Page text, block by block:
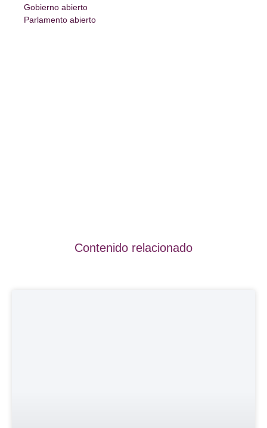
Gobierno abierto
Parlamento abierto
Contenido relacionado